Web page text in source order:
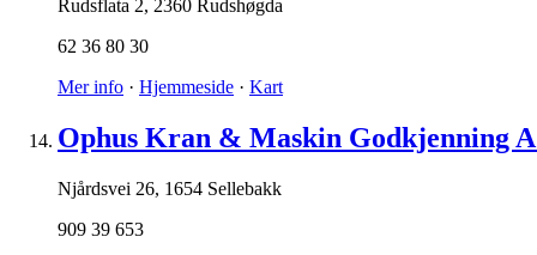
Rudsflata 2, 2360 Rudshøgda
62 36 80 30
Mer info · Hjemmeside · Kart
Ophus Kran & Maskin Godkjenning
Njårdsvei 26, 1654 Sellebakk
909 39 653